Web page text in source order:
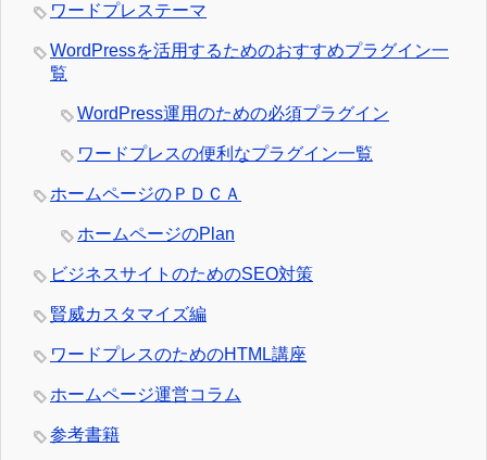
ワードプレステーマ
WordPressを活用するためのおすすめプラグイン一
覧
WordPress運用のための必須プラグイン
ワードプレスの便利なプラグイン一覧
ホームページのＰＤＣＡ
ホームページのPlan
ビジネスサイトのためのSEO対策
賢威カスタマイズ編
ワードプレスのためのHTML講座
ホームページ運営コラム
参考書籍